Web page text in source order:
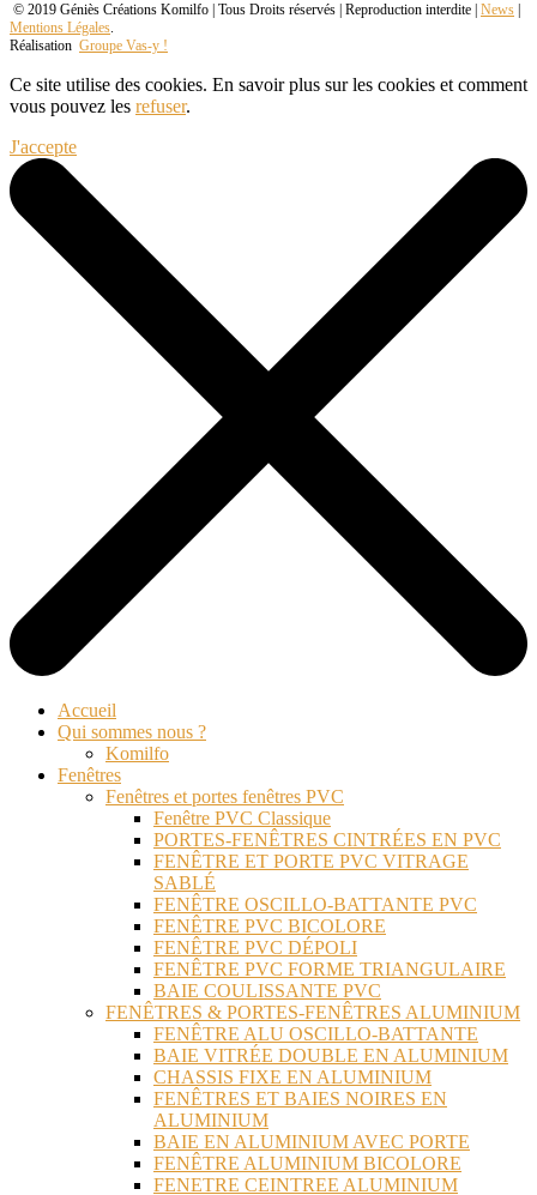
© 2019 Géniès Créations Komilfo | Tous Droits réservés | Reproduction interdite | News
Mentions Légales.
Réalisation Groupe Vas-y !
Ce site utilise des cookies. En savoir plus sur les cookies et comment
vous pouvez les refuser.
J'accepte
Accueil
Qui sommes nous ?
Komilfo
Fenêtres
Fenêtres et portes fenêtres PVC
Fenêtre PVC Classique
PORTES-FENÊTRES CINTRÉES EN PVC
FENÊTRE ET PORTE PVC VITRAGE
SABLÉ
FENÊTRE OSCILLO-BATTANTE PVC
FENÊTRE PVC BICOLORE
FENÊTRE PVC DÉPOLI
FENÊTRE PVC FORME TRIANGULAIRE
BAIE COULISSANTE PVC
FENÊTRES & PORTES-FENÊTRES ALUMINIUM
FENÊTRE ALU OSCILLO-BATTANTE
BAIE VITRÉE DOUBLE EN ALUMINIUM
CHASSIS FIXE EN ALUMINIUM
FENÊTRES ET BAIES NOIRES EN
ALUMINIUM
BAIE EN ALUMINIUM AVEC PORTE
FENÊTRE ALUMINIUM BICOLORE
FENETRE CEINTREE ALUMINIUM